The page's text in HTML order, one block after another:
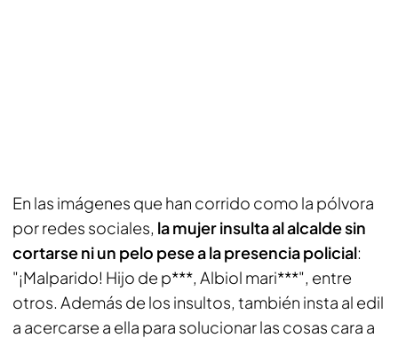
En las imágenes que han corrido como la pólvora
por redes sociales, la mujer insulta al alcalde sin
cortarse ni un pelo pese a la presencia policial:
"¡Malparido! Hijo de p***, Albiol mari***", entre
otros. Además de los insultos, también insta al edil
a acercarse a ella para solucionar las cosas cara a